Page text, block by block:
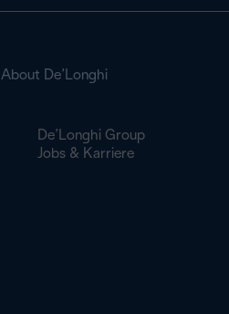
About De’Longhi
De’Longhi Group
Jobs & Karriere